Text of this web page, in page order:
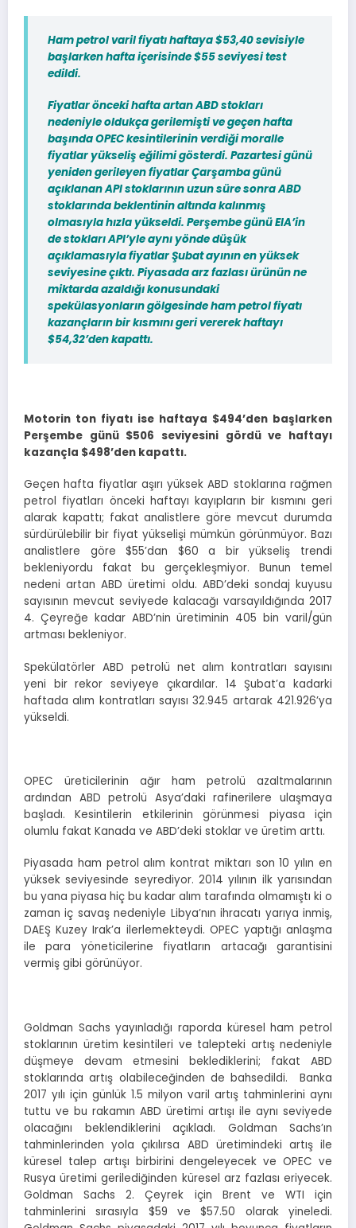
Ham petrol varil fiyatı haftaya $53,40 sevisiyle
başlarken hafta içerisinde $55 seviyesi test
edildi.
Fiyatlar önceki hafta artan ABD stokları
nedeniyle oldukça gerilemişti ve geçen hafta
başında OPEC kesintilerinin verdiği moralle
fiyatlar yükseliş eğilimi gösterdi. Pazartesi günü
yeniden gerileyen fiyatlar Çarşamba günü
açıklanan API stoklarının uzun süre sonra ABD
stoklarında beklentinin altında kalınmış
olmasıyla hızla yükseldi. Perşembe günü EIA’in
de stokları API’yle aynı yönde düşük
açıklamasıyla fiyatlar Şubat ayının en yüksek
seviyesine çıktı. Piyasada arz fazlası ürünün ne
miktarda azaldığı konusundaki
spekülasyonların gölgesinde ham petrol fiyatı
kazançların bir kısmını geri vererek haftayı
$54,32’den kapattı.
Motorin ton fiyatı ise haftaya $494’den başlarken
Perşembe günü $506 seviyesini gördü ve haftayı
kazançla $498’den kapattı.
Geçen hafta fiyatlar aşırı yüksek ABD stoklarına rağmen
petrol fiyatları önceki haftayı kayıpların bir kısmını geri
alarak kapattı; fakat analistlere göre mevcut durumda
sürdürülebilir bir fiyat yükselişi mümkün görünmüyor. Bazı
analistlere göre $55’dan $60 a bir yükseliş trendi
bekleniyordu fakat bu gerçekleşmiyor. Bunun temel
nedeni artan ABD üretimi oldu. ABD’deki sondaj kuyusu
sayısının mevcut seviyede kalacağı varsayıldığında 2017
4. Çeyreğe kadar ABD’nin üretiminin 405 bin varil/gün
artması bekleniyor.
Spekülatörler ABD petrolü net alım kontratları sayısını
yeni bir rekor seviyeye çıkardılar. 14 Şubat’a kadarki
haftada alım kontratları sayısı 32.945 artarak 421.926’ya
yükseldi.
OPEC üreticilerinin ağır ham petrolü azaltmalarının
ardından ABD petrolü Asya’daki rafinerilere ulaşmaya
başladı. Kesintilerin etkilerinin görünmesi piyasa için
olumlu fakat Kanada ve ABD’deki stoklar ve üretim arttı.
Piyasada ham petrol alım kontrat miktarı son 10 yılın en
yüksek seviyesinde seyrediyor. 2014 yılının ilk yarısından
bu yana piyasa hiç bu kadar alım tarafında olmamıştı ki o
zaman iç savaş nedeniyle Libya’nın ihracatı yarıya inmiş,
DAEŞ Kuzey Irak’a ilerlemekteydi. OPEC yaptığı anlaşma
ile para yöneticilerine fiyatların artacağı garantisini
vermiş gibi görünüyor.
Goldman Sachs yayınladığı raporda küresel ham petrol
stoklarının üretim kesintileri ve talepteki artış nedeniyle
düşmeye devam etmesini beklediklerini; fakat ABD
stoklarında artış olabileceğinden de bahsedildi. Banka
2017 yılı için günlük 1.5 milyon varil artış tahminlerini aynı
tuttu ve bu rakamın ABD üretimi artışı ile aynı seviyede
olacağını beklendiklerini açıkladı. Goldman Sachs’ın
tahminlerinden yola çıkılırsa ABD üretimindeki artış ile
küresel talep artışı birbirini dengeleyecek ve OPEC ve
Rusya üretimi gerilediğinden küresel arz fazlası eriyecek.
Goldman Sachs 2. Çeyrek için Brent ve WTI için
tahminlerini sırasıyla $59 ve $57.50 olarak yineledi.